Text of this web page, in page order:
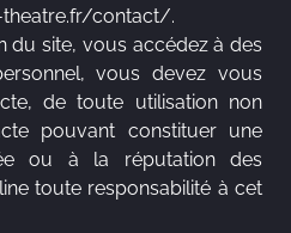
contact/.
du site, vous accédez à des
vous devez vous
de toute utilisation non
pouvant constituer une
ou à la réputation des
toute responsabilité à cet